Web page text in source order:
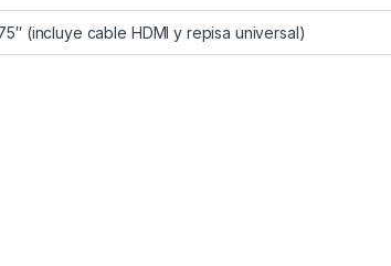
(incluye cable HDMI y repisa universal)